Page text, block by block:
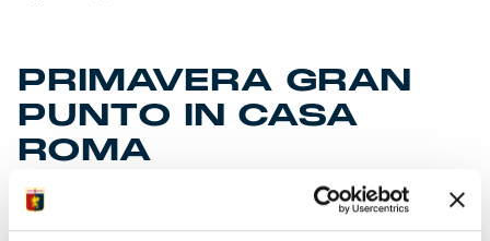
PRIMAVERA GRAN
PUNTO IN CASA
ROMA
• Finisce 0-0 il match al “Tre Fontane” con i giallorossi